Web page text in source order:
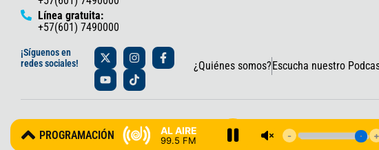
Línea gratuita:
+57(601) 7490000
AL AIRE
99.5 FM
¡Síguenos en
redes sociales!
X
-
t
w
i
t
e
r
I
n
s
t
a
r
a
m
F
a
c
o
k
-
Y
o
u
t
u
e
T
i
k
t
o
¿Quiénes somos?Escucha nuestro
© 2025 Gobernación de Cundinamarca – Oficina de Prensa y Comunicaciones
PROGRAMACIÓN